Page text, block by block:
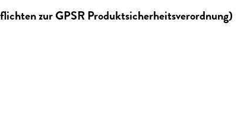
zur GPSR Produktsicherheitsverordnung)